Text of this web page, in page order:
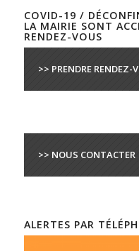
COVID-19 /
LA MAIRIE SONT
RENDEZ-VOUS
>> PRENDRE RENDEZ-
>> NOUS CONTACTER
ALERTES PAR